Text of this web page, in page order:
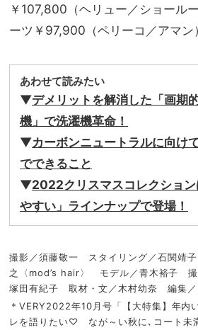
￥107,800（ヘリュー／ショール
ーツ￥97,900（ペリーコ／アマン）
あわせて読みたい
▼デメリットを解消した「画期
機」で洗濯機革命！
▼カーボンニュートラルに向け
でできること
▼2022クリスマスコレクショ
やすい」 ラインナップで登場！
撮影／須藤敬一 スタイリング／石関靖
之〈mod’s hair〉 モデル／青木裕子 撮
塚田有紀子 取材・文／木村幼奈 編集／
＊VERY2022年10月号「【大特集】年内
レを語りたい♡ なが～い秋に､コート未